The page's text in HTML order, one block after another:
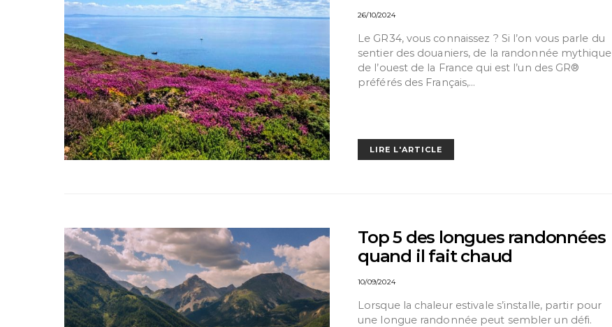
26/10/2024
Le GR34, vous connaissez ? Si l’on vous parle du
sentier des douaniers, de la randonnée mythique
de l’ouest de la France qui est l’un des GR®
préférés des Français,…
LIRE L'ARTICLE
Top 5 des longues randonnées
quand il fait chaud
10/09/2024
Lorsque la chaleur estivale s’installe, partir pour
une longue randonnée peut sembler un défi.